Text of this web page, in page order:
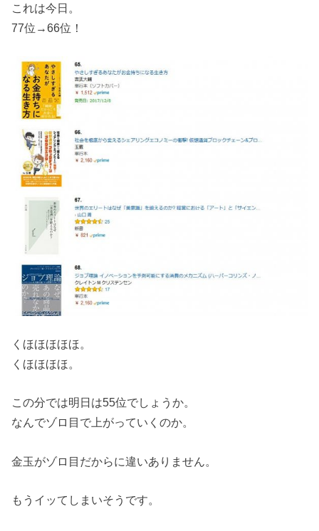
これは今日。
77位→66位！
くほほほほほ。
くほほほほ。
この分では明日は55位でしょうか。
なんでゾロ目で上がっていくのか。
金玉がゾロ目だからに違いありません。
もうイッてしまいそうです。